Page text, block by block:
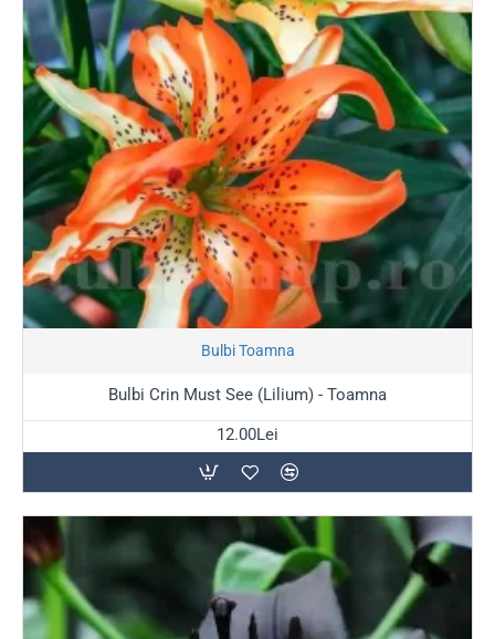
Bulbi Toamna
Bulbi Crin Must See (Lilium) - Toamna
12.00Lei